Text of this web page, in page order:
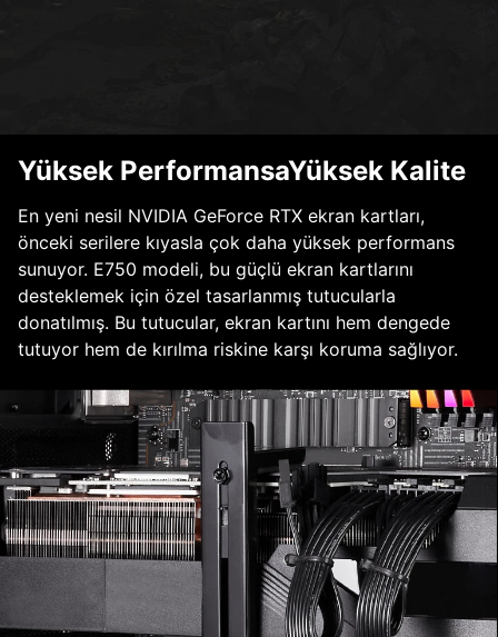
Yüksek PerformansaYüksek Kalite
En yeni nesil NVIDIA GeForce RTX ekran kartları,
önceki serilere kıyasla çok daha yüksek performans
sunuyor. E750 modeli, bu güçlü ekran kartlarını
desteklemek için özel tasarlanmış tutucularla
donatılmış. Bu tutucular, ekran kartını hem dengede
tutuyor hem de kırılma riskine karşı koruma sağlıyor.